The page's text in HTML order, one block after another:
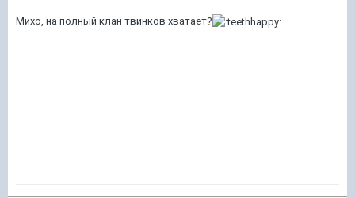
Михо, на полный клан твинков хватает?